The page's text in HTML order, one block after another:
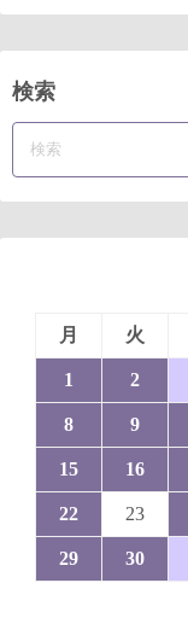
検索
月
火
1 2
8 9
15 16
22 23
29 30